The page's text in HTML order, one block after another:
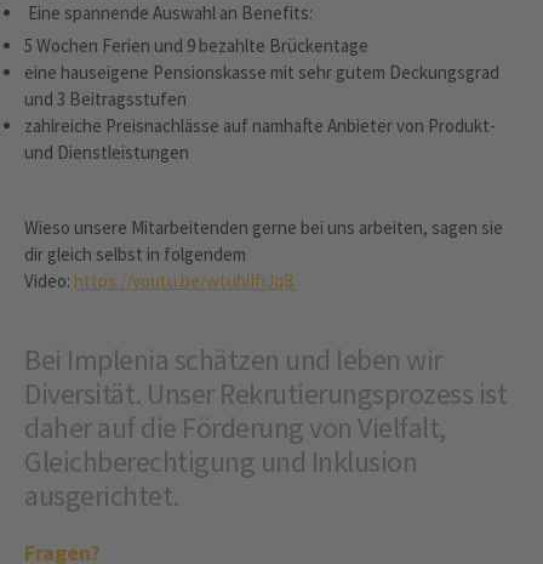
Eine spannende Auswahl an Benefits:
5 Wochen Ferien und 9 bezahlte Brückentage
eine hauseigene Pensionskasse mit sehr gutem Deckungsgrad
und 3 Beitragsstufen
zahlreiche Preisnachlässe auf namhafte Anbieter von Produkt-
und Dienstleistungen
Wieso unsere Mitarbeitenden gerne bei uns arbeiten, sagen sie
dir gleich selbst in folgendem
Video: https://youtu.be/wtuhlIfjJq8.
Bei Implenia schätzen und leben wir
Diversität. Unser Rekrutierungsprozess ist
daher auf die Förderung von Vielfalt,
Gleichberechtigung und Inklusion
ausgerichtet.
Fragen?